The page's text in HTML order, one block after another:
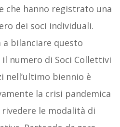
che hanno registrato una
dei soci individuali.
bilanciare questo
numero di Soci Collettivi
nell’ultimo biennio è
la crisi pandemica
le modalità di